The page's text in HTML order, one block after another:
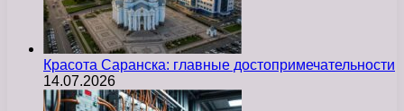
Красота Саранска: главные достопримечательности
14.07.2026